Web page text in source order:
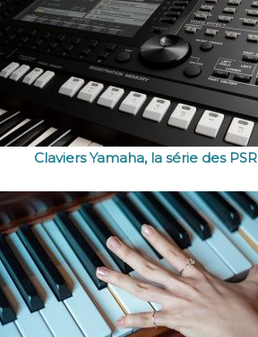
Claviers Yamaha, la série des PSR